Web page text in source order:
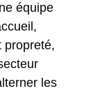
équipe
propreté,
les